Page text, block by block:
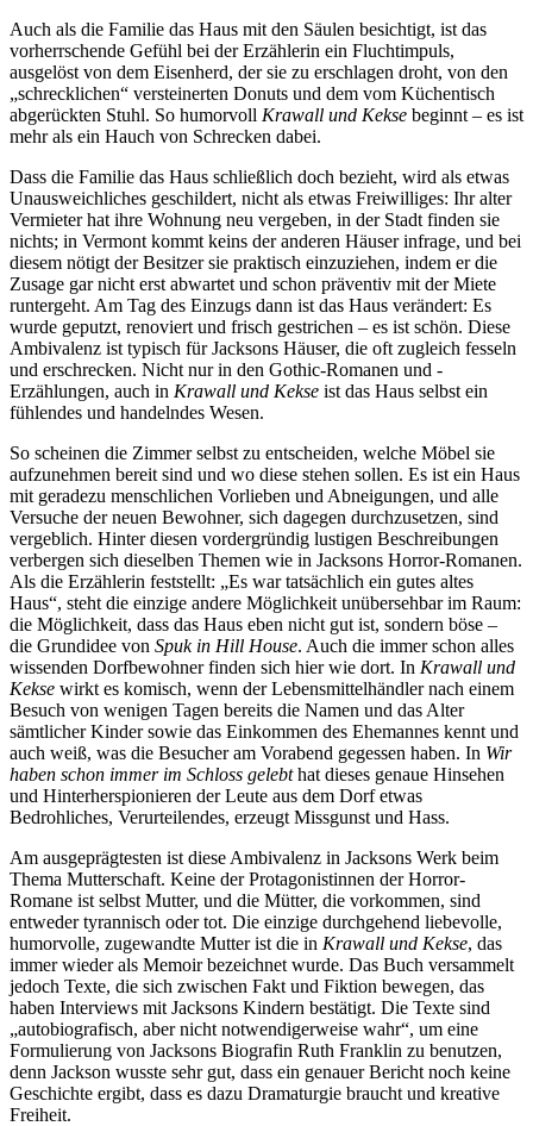
Auch als die Familie das Haus mit den Säulen besichtigt, ist das
vorherrschende Gefühl bei der Erzählerin ein Fluchtimpuls,
ausgelöst von dem Eisenherd, der sie zu erschlagen droht, von den
„schrecklichen“ versteinerten Donuts und dem vom Küchentisch
abgerückten Stuhl. So humorvoll Krawall und Kekse beginnt – es ist
mehr als ein Hauch von Schrecken dabei.
Dass die Familie das Haus schließlich doch bezieht, wird als etwas
Unausweichliches geschildert, nicht als etwas Freiwilliges: Ihr alter
Vermieter hat ihre Wohnung neu vergeben, in der Stadt finden sie
nichts; in Vermont kommt keins der anderen Häuser infrage, und bei
diesem nötigt der Besitzer sie praktisch einzuziehen, indem er die
Zusage gar nicht erst abwartet und schon präventiv mit der Miete
runtergeht. Am Tag des Einzugs dann ist das Haus verändert: Es
wurde geputzt, renoviert und frisch gestrichen – es ist schön. Diese
Ambivalenz ist typisch für Jacksons Häuser, die oft zugleich fesseln
und erschrecken. Nicht nur in den Gothic-Romanen und -
Erzählungen, auch in Krawall und Kekse ist das Haus selbst ein
fühlendes und handelndes Wesen.
So scheinen die Zimmer selbst zu entscheiden, welche Möbel sie
aufzunehmen bereit sind und wo diese stehen sollen. Es ist ein Haus
mit geradezu menschlichen Vorlieben und Abneigungen, und alle
Versuche der neuen Bewohner, sich dagegen durchzusetzen, sind
vergeblich. Hinter diesen vordergründig lustigen Beschreibungen
verbergen sich dieselben Themen wie in Jacksons Horror-Romanen.
Als die Erzählerin feststellt: „Es war tatsächlich ein gutes altes
Haus“, steht die einzige andere Möglichkeit unübersehbar im Raum:
die Möglichkeit, dass das Haus eben nicht gut ist, sondern böse –
die Grundidee von Spuk in Hill House. Auch die immer schon alles
wissenden Dorfbewohner finden sich hier wie dort. In Krawall und
Kekse wirkt es komisch, wenn der Lebensmittelhändler nach einem
Besuch von wenigen Tagen bereits die Namen und das Alter
sämtlicher Kinder sowie das Einkommen des Ehemannes kennt und
auch weiß, was die Besucher am Vorabend gegessen haben. In Wir
haben schon immer im Schloss gelebthat dieses genaue Hinsehen
und Hinterherspionieren der Leute aus dem Dorf etwas
Bedrohliches, Verurteilendes, erzeugt Missgunst und Hass.
Am ausgeprägtesten ist diese Ambivalenz in Jacksons Werk beim
Thema Mutterschaft. Keine der Protagonistinnen der Horror-
Romane ist selbst Mutter, und die Mütter, die vorkommen, sind
entweder tyrannisch oder tot. Die einzige durchgehend liebevolle,
humorvolle, zugewandte Mutter ist die in Krawall und Kekse, das
immer wieder als Memoir bezeichnet wurde. Das Buch versammelt
jedoch Texte, die sich zwischen Fakt und Fiktion bewegen, das
haben Interviews mit Jacksons Kindern bestätigt. Die Texte sind
„autobiografisch, aber nicht notwendigerweise wahr“, um eine
Formulierung von Jacksons Biografin Ruth Franklin zu benutzen,
denn Jackson wusste sehr gut, dass ein genauer Bericht noch keine
Geschichte ergibt, dass es dazu Dramaturgie braucht und kreative
Freiheit.